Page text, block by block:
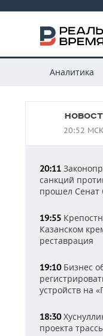
Аналитика
20:52 МСК
20:11
санкций
прошел
19:55
Казанском
реставрация
19:10Бизнес
устройств на
18:30
проекта